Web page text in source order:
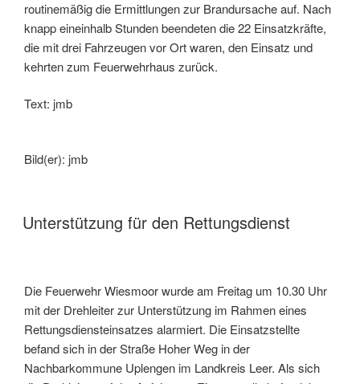
routinemäßig die Ermittlungen zur Brandursache auf. Nach
knapp eineinhalb Stunden beendeten die 22 Einsatzkräfte,
die mit drei Fahrzeugen vor Ort waren, den Einsatz und
kehrten zum Feuerwehrhaus zurück.
Text: jmb
Bild(er): jmb
Unterstützung für den Rettungsdienst
Die Feuerwehr Wiesmoor wurde am Freitag um 10.30 Uhr
mit der Drehleiter zur Unterstützung im Rahmen eines
Rettungsdiensteinsatzes alarmiert. Die Einsatzstellte
befand sich in der Straße Hoher Weg in der
Nachbarkommune Uplengen im Landkreis Leer. Als sich